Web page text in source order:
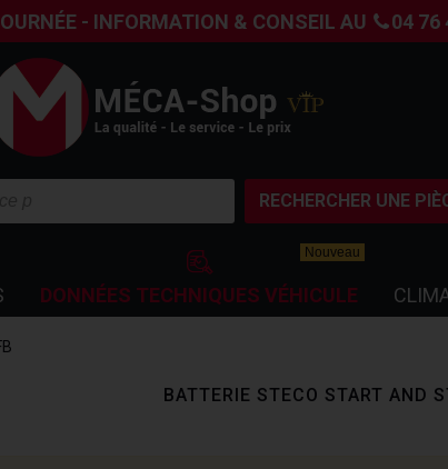
- INFORMATION & CONSEIL AU 04 76
RECHERCHER UNE
DONNÉES TECHNIQUES VÉHICULE
Nouveau
BATTERIE STECO START AND